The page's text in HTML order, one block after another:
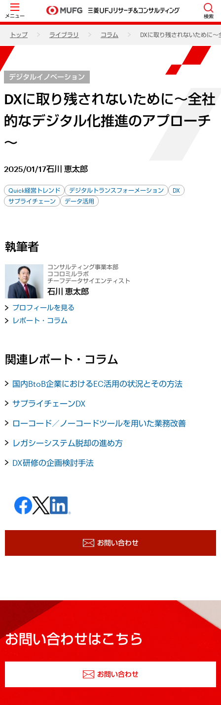
メニュー 検索
トップ ライブラリ コラム DXに取り残されないために
デジタルイノベーション
DXに取り残されないために～全社
的なデジタル化推進のアプローチ
～
2025/01/17石川 恵太郎
Quick経営トレンド デジタルトランスフォーメーション
DX
サプライチェーン
データ活用
執筆者
コンサルティング事業本部
ココロミルラボ
チーフデータサイエンティスト
石川 恵太郎
プロフィールを見る
レポート・コラム
関連レポート・コラム
国内BtoB企業におけるEC活用の状況とその方法
サプライチェーンDX
ローコード／ノーコードツールを用いた業務改善
レガシーシステム脱却の進め方
DX研修の企画検討手法
お問い合わせ
お問い合わせはこちら
お問い合わせ